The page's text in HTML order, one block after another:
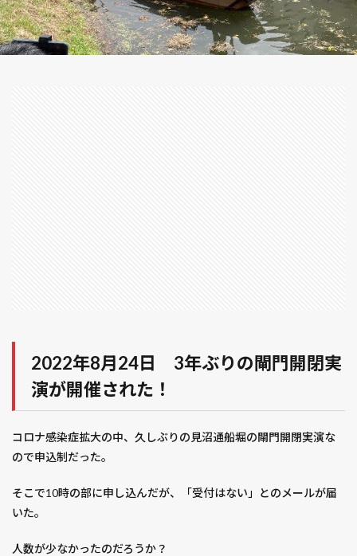
2022年8月24日 3年ぶりの閘門開閉実
演が開催された！
コロナ感染症拡大の中、久しぶりの見沼通船堀の閘門開閉実演な
ので申込制だった。
そこで10時の部に申し込んだが、「受付はない」とのメールが届
いた。
人数が少なかったのだろうか？